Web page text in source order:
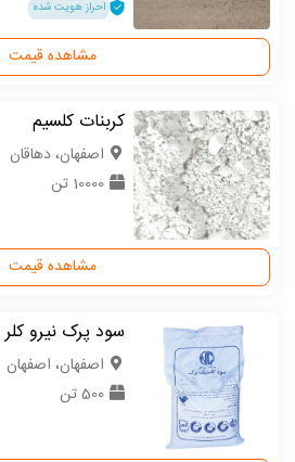
احراز هویت شده
مشاهده قیمت
کربنات کلسیم
اصفهان، دهاقان
10000 تن
مشاهده قیمت
سود پرک نیرو کلر 98 درصد
اصفهان، اصفهان
500 تن